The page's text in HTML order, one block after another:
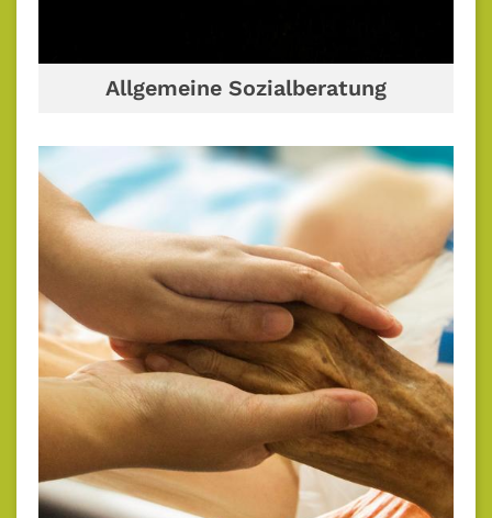
Allgemeine Sozialberatung